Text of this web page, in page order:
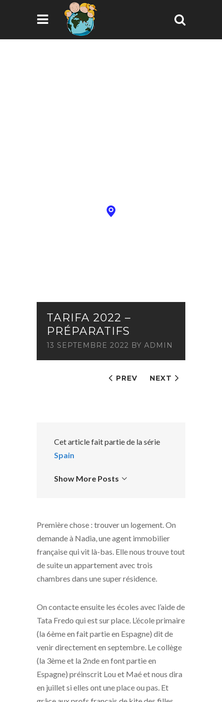
PREV NEXT
TARIFA 2022 –
PRÉPARATIFS
13 SEPTEMBRE 2022 BY ADMIN
Cet article fait partie de la série
Spain
Show More Posts
Première chose : trouver un logement. On
demande à Nadia, une agent immobilier
française qui vit là-bas. Elle nous trouve tout
de suite un appartement avec trois
chambres dans une super résidence.
On contacte ensuite les écoles avec l’aide de
Tata Fredo qui est sur place. L’école primaire
(la 6ème en fait partie en Espagne) dit de
venir directement en septembre. Le collège
(la 3ème et la 2nde en font partie en
Espagne) préinscrit Lou et Maé et nous dira
en juillet si elles ont une place ou pas. Et